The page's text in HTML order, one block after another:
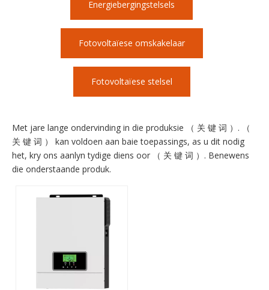
Energiebergingstelsels
Fotovoltaïese omskakelaar
Fotovoltaïese stelsel
Met jare lange ondervinding in die produksie （ 关 键 词 ）. （
关 键 词 ） kan voldoen aan baie toepassings, as u dit nodig
het, kry ons aanlyn tydige diens oor （ 关 键 词 ）. Benewens
die onderstaande produk.